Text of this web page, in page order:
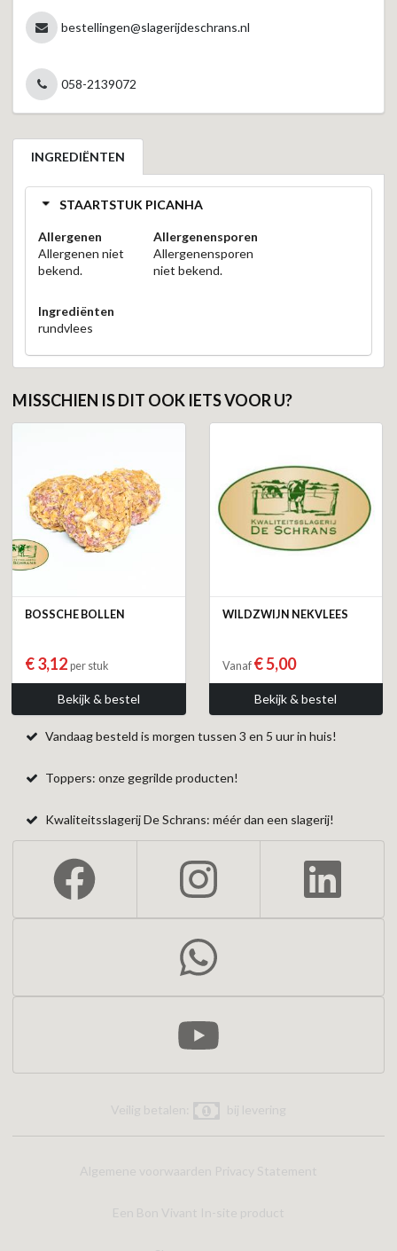
bestellingen@slagerijdeschrans.nl
058-2139072
INGREDIËNTEN
STAARTSTUK PICANHA
Allergenen
Allergenen niet
bekend.
Allergenensporen
Allergenensporen
niet bekend.
Ingrediënten
rundvlees
MISSCHIEN IS DIT OOK IETS VOOR U?
BOSSCHE BOLLEN
€ 3,12 per stuk
Bekijk & bestel
WILDZWIJN NEKVLEES
Vanaf € 5,00
Bekijk & bestel
Vandaag besteld is morgen tussen 3 en 5 uur in huis!
Toppers: onze gegrilde producten!
Kwaliteitsslagerij De Schrans: méér dan een slagerij!